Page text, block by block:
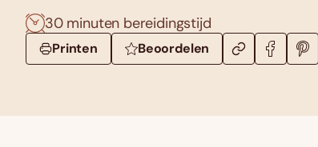
30 minuten bereidingstijd
Printen Beoordelen